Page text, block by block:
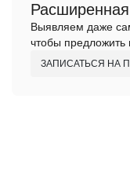
Расширенная
Выявляем даже
чтобы
ЗАПИСАТЬСЯ НА